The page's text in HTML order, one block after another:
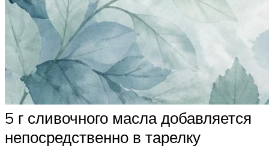
5 г сливочного масла добавляется
непосредственно в тарелку